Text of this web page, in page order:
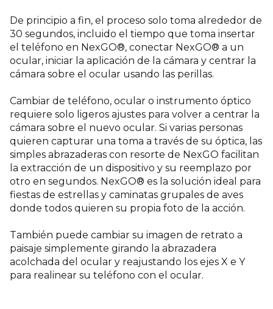
De principio a fin, el proceso solo toma alrededor de
30 segundos, incluido el tiempo que toma insertar
el teléfono en NexGO®, conectar NexGO® a un
ocular, iniciar la aplicación de la cámara y centrar la
cámara sobre el ocular usando las perillas.
Cambiar de teléfono, ocular o instrumento óptico
requiere solo ligeros ajustes para volver a centrar la
cámara sobre el nuevo ocular. Si varias personas
quieren capturar una toma a través de su óptica, las
simples abrazaderas con resorte de NexGO facilitan
la extracción de un dispositivo y su reemplazo por
otro en segundos. NexGO® es la solución ideal para
fiestas de estrellas y caminatas grupales de aves
donde todos quieren su propia foto de la acción.
También puede cambiar su imagen de retrato a
paisaje simplemente girando la abrazadera
acolchada del ocular y reajustando los ejes X e Y
para realinear su teléfono con el ocular.